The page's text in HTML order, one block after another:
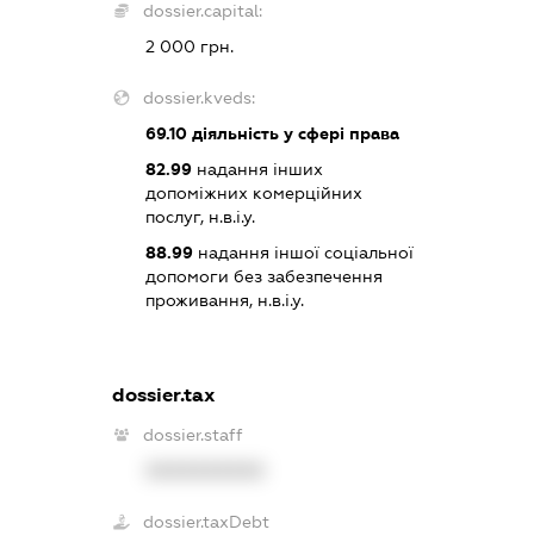
dossier.capital:
2 000 грн.
dossier.kveds:
69.10діяльність у сфері права
82.99надання інших
допоміжних комерційних
послуг, н.в.і.у.
88.99надання іншої соціальної
допомоги без забезпечення
проживання, н.в.і.у.
dossier.tax
dossier.staff
dossier.taxDebt